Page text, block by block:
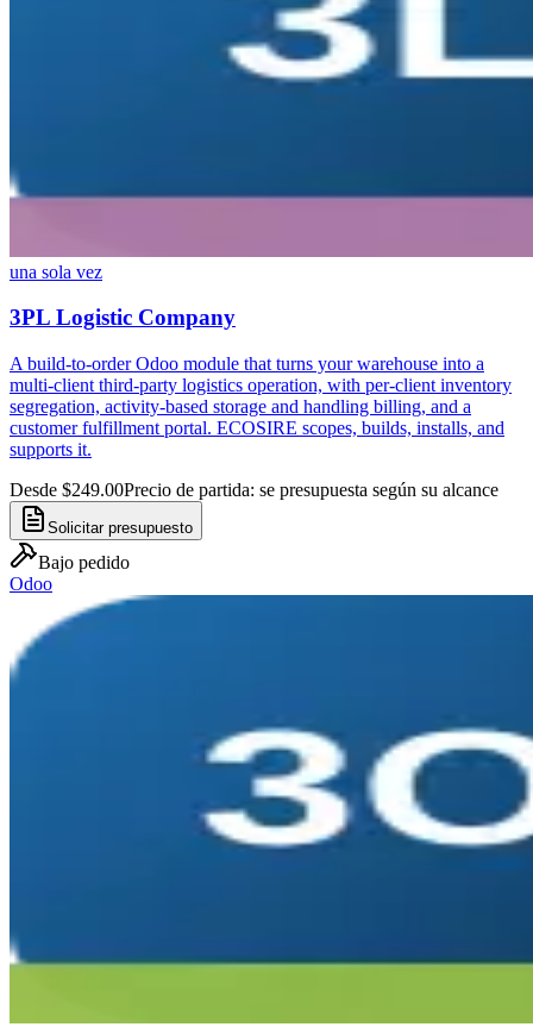
una sola vez
3PL Logistic Company
A build-to-order Odoo module that turns your warehouse into a
multi-client third-party logistics operation, with per-client inventory
segregation, activity-based storage and handling billing, and a
customer fulfillment portal. ECOSIRE scopes, builds, installs, and
supports it.
Desde $249.00Precio de partida: se presupuesta según su alcance
Solicitar presupuesto
Bajo pedido
Odoo